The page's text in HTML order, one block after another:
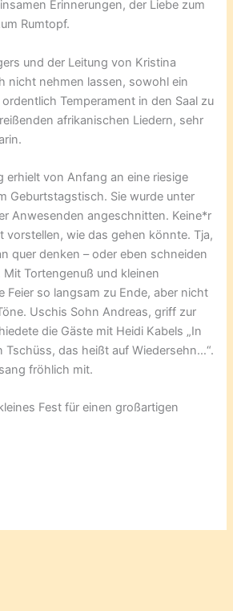
Erinnerungen, der Liebe zum
Rumtopf.
und der Leitung von Kristina
nicht nehmen lassen, sowohl ein
Temperament in den Saal zu
afrikanischen Liedern, sehr
erhielt von Anfang an eine riesige
Geburtstagstisch. Sie wurde unter
Anwesenden angeschnitten. Keine*r
vorstellen, wie das gehen könnte. Tja,
quer denken – oder eben schneiden
Tortengenuß und kleinen
Feier so langsam zu Ende, aber nicht
Uschis Sohn Andreas, griff zur
die Gäste mit Heidi Kabels „In
Tschüss, das heißt auf Wiedersehn…“.
fröhlich mit.
Fest für einen großartigen